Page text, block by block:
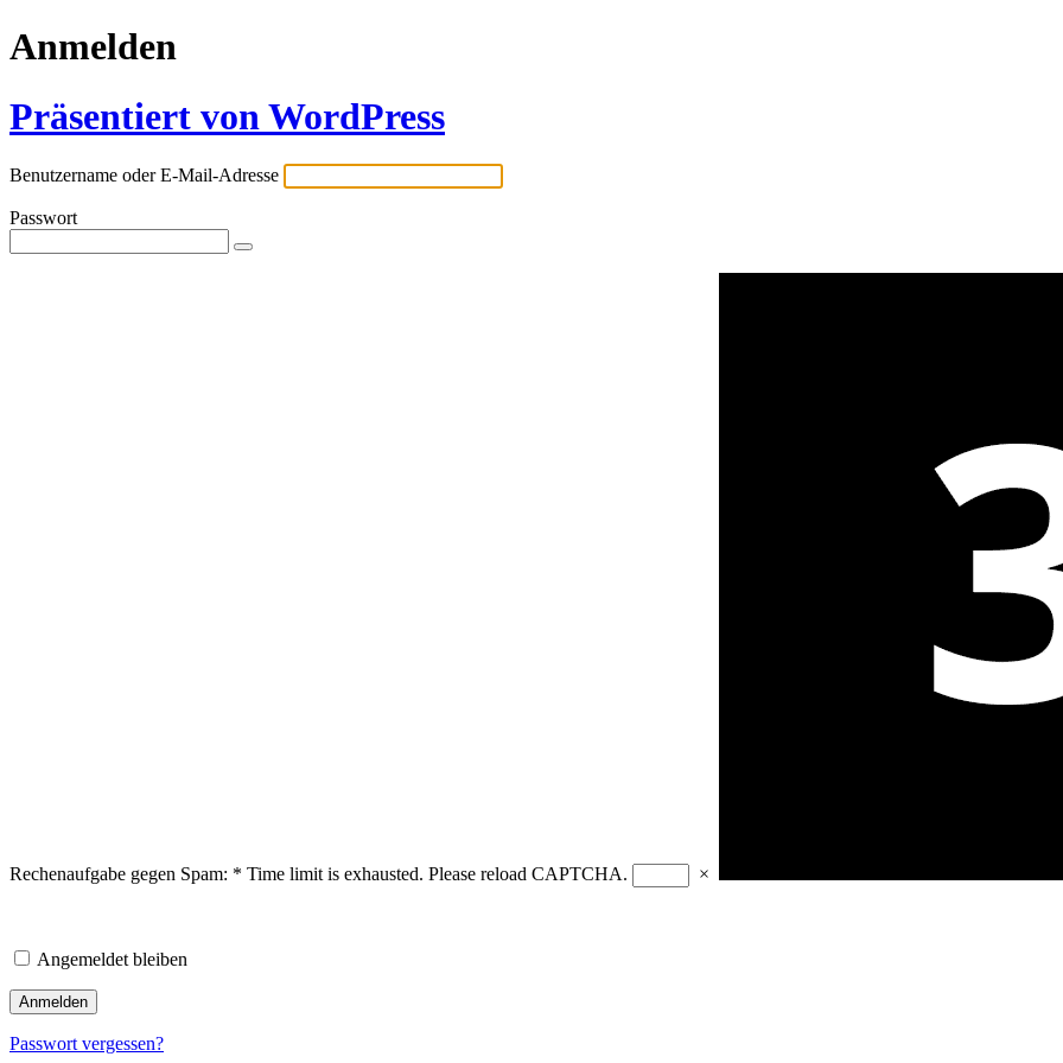
Anmelden
Präsentiert von WordPress
Benutzername oder E-Mail-Adresse
Passwort
Rechenaufgabe gegen Spam: * Time limit is exhausted. Please reload CAPTCHA. ×
Angemeldet bleiben
Passwort vergessen?